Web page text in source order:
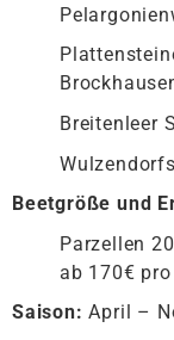
Breitenleer
Beetgröße und
Parzellen
ab 170€
Saison:April –